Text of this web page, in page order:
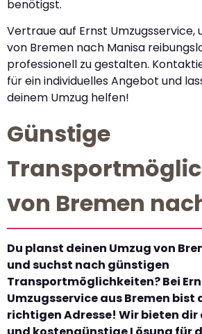
benötigst.
Vertraue auf Ernst Umzugsservice,
von Bremen nach Manisa
professionell zu gestalten.
für ein individuelles Angebot und
deinem Umzug helfen!
Günstige
von Bremen
Du planst deinen Umzug von
und suchst nach günstigen
Transportmöglichkeiten? Bei
Umzugsservice aus Bremen bist
richtigen Adresse! Wir bieten dir